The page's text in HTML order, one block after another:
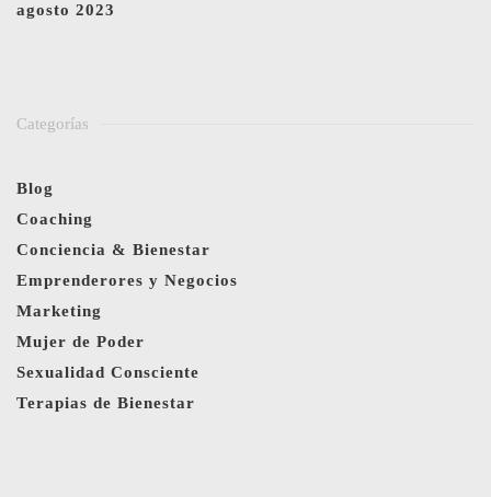
agosto 2023
Categorías
Blog
Coaching
Conciencia & Bienestar
Emprenderores y Negocios
Marketing
Mujer de Poder
Sexualidad Consciente
Terapias de Bienestar